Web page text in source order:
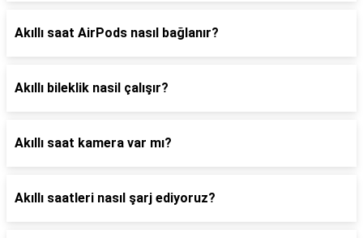
Akıllı saat AirPods nasıl bağlanır?
Akıllı bileklik nasil çalışır?
Akıllı saat kamera var mı?
Akıllı saatleri nasıl şarj ediyoruz?